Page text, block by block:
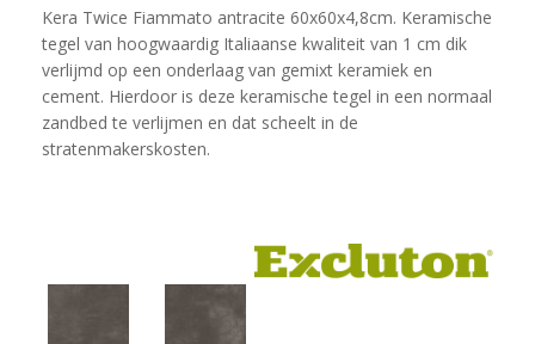
Kera Twice Fiammato antracite 60x60x4,8cm. Keramische
tegel van hoogwaardig Italiaanse kwaliteit van 1 cm dik
verlijmd op een onderlaag van gemixt keramiek en
cement. Hierdoor is deze keramische tegel in een normaal
zandbed te verlijmen en dat scheelt in de
stratenmakerskosten.